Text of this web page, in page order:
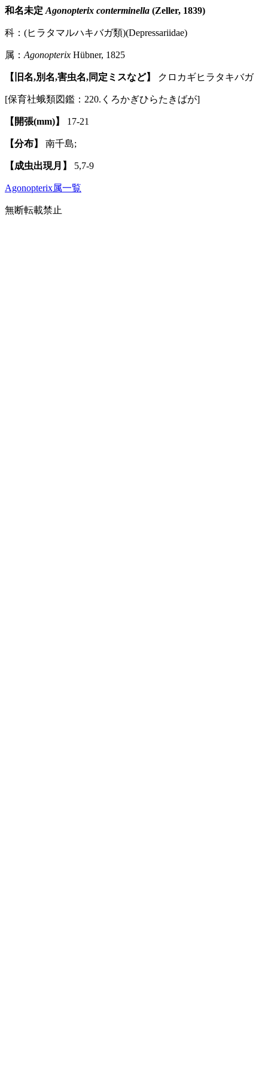
和名未定 Agonopterix conterminella (Zeller, 1839)
科：(ヒラタマルハキバガ類)(Depressariidae)
属： Agonopterix Hübner, 1825
【旧名,別名,害虫名,同定ミスなど】 クロカギヒラタキバガ
[保育社蛾類図鑑：220.くろかぎひらたきばが]
【開張(mm)】 17-21
【分布】 南千島;
【成虫出現月】 5,7-9
Agonopterix属一覧
無断転載禁止